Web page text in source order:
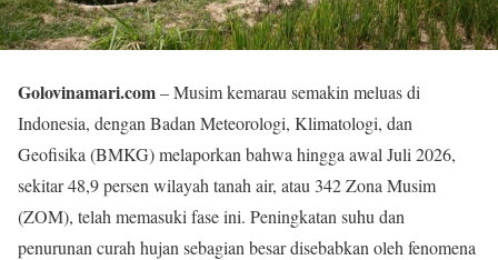
Golovinamari.com– Musim kemarau semakin meluas di
Indonesia, dengan Badan Meteorologi, Klimatologi, dan
Geofisika (BMKG) melaporkan bahwa hingga awal Juli 2026,
sekitar 48,9 persen wilayah tanah air, atau 342 Zona Musim
(ZOM), telah memasuki fase ini. Peningkatan suhu dan
penurunan curah hujan sebagian besar disebabkan oleh fenomena